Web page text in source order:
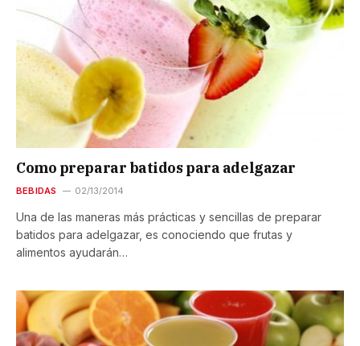
Como preparar batidos para adelgazar
BEBIDAS 02/13/2014
Una de las maneras más prácticas y sencillas de preparar
batidos para adelgazar, es conociendo que frutas y
alimentos ayudarán…